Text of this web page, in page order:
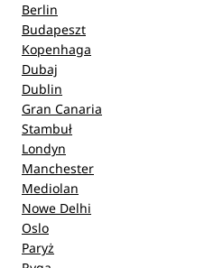
Berlin
Budapeszt
Kopenhaga
Dubaj
Dublin
Gran Canaria
Stambuł
Londyn
Manchester
Mediolan
Nowe Delhi
Oslo
Paryż